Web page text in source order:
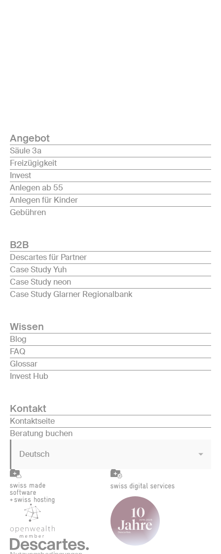
Angebot
Säule 3a
Freizügigkeit
Invest
Anlegen ab 55
Anlegen für Kinder
Gebühren
B2B
Descartes für Partner
Case Study Yuh
Case Study neon
Case Study Glarner Regionalbank
Wissen
Blog
FAQ
Glossar
Invest Hub
Kontakt
Kontaktseite
Beratung buchen
Deutsch